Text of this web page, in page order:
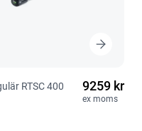
RTSC 400
9259 kr
ex moms